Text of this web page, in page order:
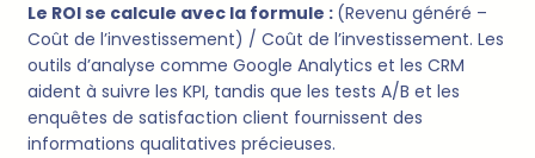
Le ROI se calcule avec la formule : (Revenu généré –
Coût de l’investissement) / Coût de l’investissement. Les
outils d’analyse comme Google Analytics et les CRM
aident à suivre les KPI, tandis que les tests A/B et les
enquêtes de satisfaction client fournissent des
informations qualitatives précieuses.